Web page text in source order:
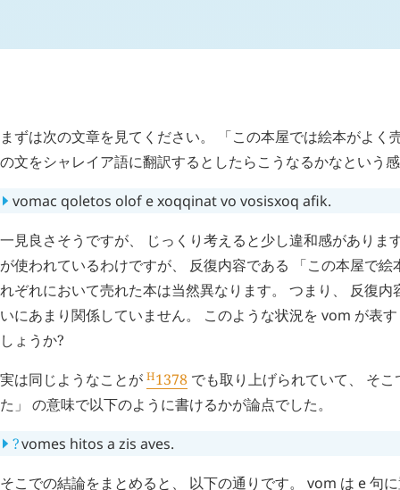
まずは次の文章を見てください。 「この本屋では絵本がよく
の文をシャレイア語に翻訳するとしたらこうなるかなという
vomac qoletos olof exoqqinatvo vosisxoq afik.
一見良さそうですが、 じっくり考えると少し違和感がありま
が使われているわけですが、 反復内容である 「この本屋で
れぞれにおいて売れた本は当然異なります。 つまり、 反復
いにあまり関係していません。 このような状況を vom が表
しょうか?
実は同じようなことが H1378 でも取り上げられていて、 そ
た」 の意味で以下のように書けるかが論点でした。
?vomes hitos a zis aves.
そこでの結論をまとめると、 以下の通りです。 vom は e句